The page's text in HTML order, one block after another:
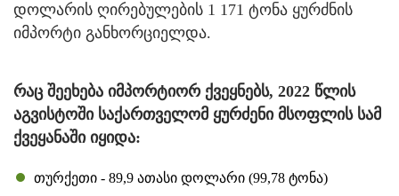
დოლარის ღირებულების 1 171 ტონა ყურძნის
იმპორტი განხორციელდა.
რაც შეეხება იმპორტიორ ქვეყნებს, 2022 წლის
აგვისტოში საქართველომ ყურძენი მსოფლის სამ
ქვეყანაში იყიდა:
თურქეთი - 89,9 ათასი დოლარი (99,78 ტონა)